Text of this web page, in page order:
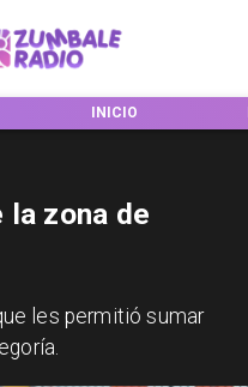
INICIO
zona de
les permitió sumar